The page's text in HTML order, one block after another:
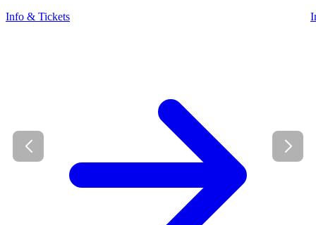
Info & Tickets